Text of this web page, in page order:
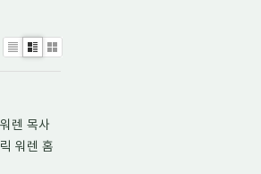
ListZine
렌 목사
워렌 홈